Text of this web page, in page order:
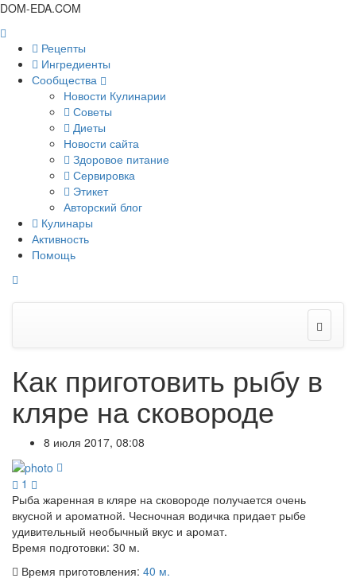
DOM-EDA.COM
Рецепты
Ингредиенты
Сообщества
Новости Кулинарии
Советы
Диеты
Новости сайта
Здоровое питание
Сервировка
Этикет
Авторский блог
Кулинары
Активность
Помощь
Как приготовить рыбу в
кляре на сковороде
8 июля 2017, 08:08
1
Рыба жаренная в кляре на сковороде получается очень
вкусной и ароматной. Чесночная водичка придает рыбе
удивительный необычный вкус и аромат.
Время подготовки: 30 м.
Время приготовления: 40 м.